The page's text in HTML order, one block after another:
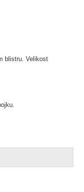
blistru. Velikost